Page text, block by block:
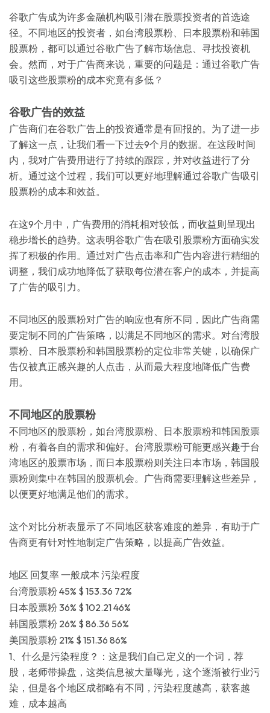
谷歌广告成为许多金融机构吸引潜在股票投资者的首选途
径。不同地区的投资者，如台湾股票粉、日本股票粉和韩国
股票粉，都可以通过谷歌广告了解市场信息、寻找投资机
会。然而，对于广告商来说，重要的问题是：通过谷歌广告
吸引这些股票粉的成本究竟有多低？
谷歌广告的效益
广告商们在谷歌广告上的投资通常是有回报的。为了进一步
了解这一点，让我们看一下过去9个月的数据。在这段时间
内，我对广告费用进行了持续的跟踪，并对收益进行了分
析。通过这个过程，我们可以更好地理解通过谷歌广告吸引
股票粉的成本和效益。
在这9个月中，广告费用的消耗相对较低，而收益则呈现出
稳步增长的趋势。这表明谷歌广告在吸引股票粉方面确实发
挥了积极的作用。通过对广告点击率和广告内容进行精细的
调整，我们成功地降低了获取每位潜在客户的成本，并提高
了广告的吸引力。
不同地区的股票粉对广告的响应也有所不同，因此广告商需
要定制不同的广告策略，以满足不同地区的需求。对台湾股
票粉、日本股票粉和韩国股票粉的定位非常关键，以确保广
告仅被真正感兴趣的人点击，从而最大程度地降低广告费
用。
不同地区的股票粉
不同地区的股票粉，如台湾股票粉、日本股票粉和韩国股票
粉，有着各自的需求和偏好。台湾股票粉可能更感兴趣于台
湾地区的股票市场，而日本股票粉则关注日本市场，韩国股
票粉则集中在韩国的股票机会。广告商需要理解这些差异，
以便更好地满足他们的需求。
这个对比分析表显示了不同地区获客难度的差异，有助于广
告商更有针对性地制定广告策略，以提高广告效益。
地区 回复率 一般成本 污染程度
台湾股票粉 45% $ 153.36 72%
日本股票粉 36% $ 102.21 46%
韩国股票粉 26% $ 86.36 56%
美国股票粉 21% $ 151.36 86%
1、什么是污染程度？：这是我们自己定义的一个词，荐
股，老师带操盘，这类信息被大量曝光，这个逐渐被行业污
染，但是各个地区成都略有不同，污染程度越高，获客越
难，成本越高